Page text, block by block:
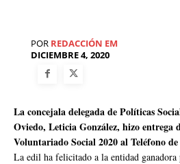
POR REDACCIÓN EM
DICIEMBRE 4, 2020
La concejala delegada de Políticas
Oviedo, Leticia González, hizo entrega
Voluntariado Social 2020 al Teléfono
La edil ha felicitado a la entidad ganadora